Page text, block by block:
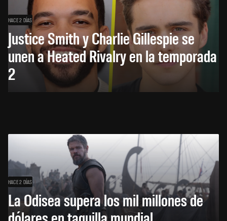
HACE 2 DÍAS
Justice Smith y Charlie Gillespie se
unen a Heated Rivalry en la temporada
2
HACE 2 DÍAS
La Odisea supera los mil millones de